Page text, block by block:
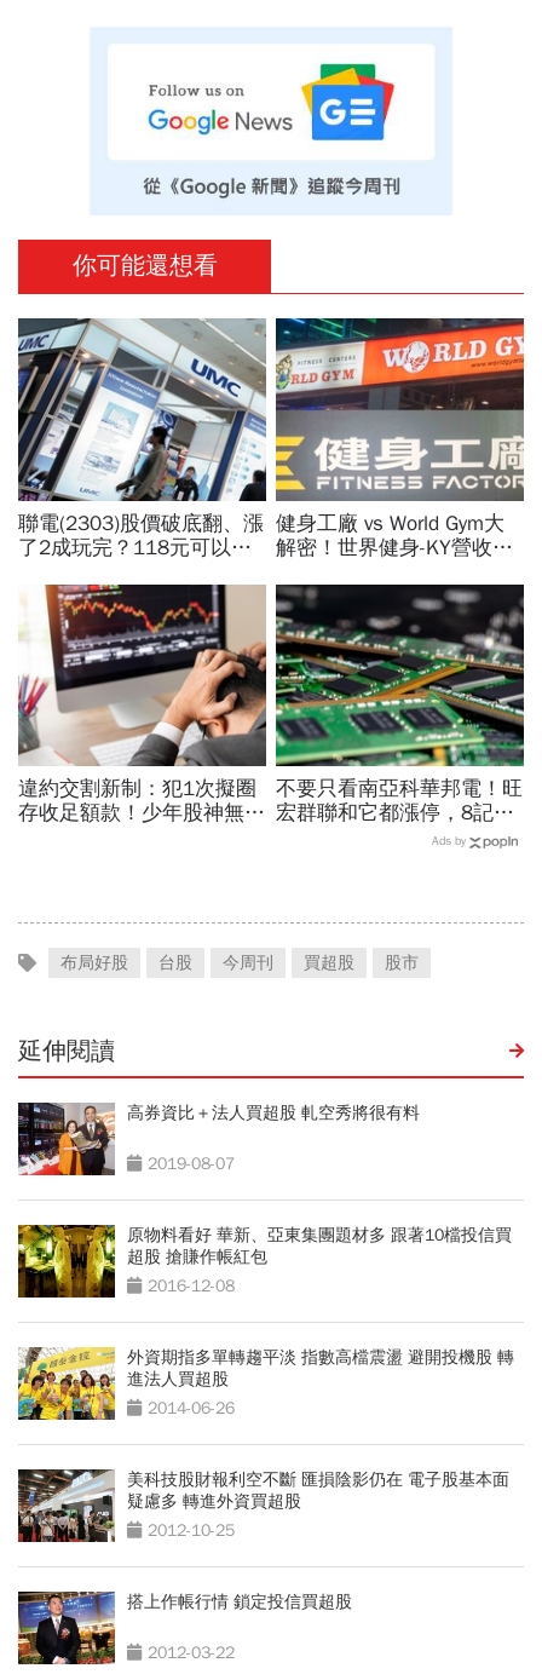
你可能還想看
聯電(2303)股價破底翻、漲
了2成玩完？118元可以
賣超5.7萬張，可能原因曝
光
健身工廠 vs World Gym大
解密！世界健身-KY營收大
課、會籍…誰才是真正賺錢
金雞母？
違約交割新制：犯1次擬圈
存收足額款！少年股神無本
不要只看南亞科華邦電！旺
宏群聯和它都漲停，8記憶
體股各擁啥利多？華邦電法
Ads by
布局好股 台股 今周刊 買超股 股市
延伸閱讀
高券資比＋法人買超股 軋空秀將很有料
2019-08-07
原物料看好 華新、亞東集團題材多 跟著10檔投信買
超股 搶賺作帳紅包
2016-12-08
外資期指多單轉趨平淡 指數高檔震盪 避開投機股 轉
進法人買超股
2014-06-26
美科技股財報利空不斷 匯損陰影仍在 電子股基本面
疑慮多 轉進外資買超股
2012-10-25
搭上作帳行情 鎖定投信買超股
2012-03-22